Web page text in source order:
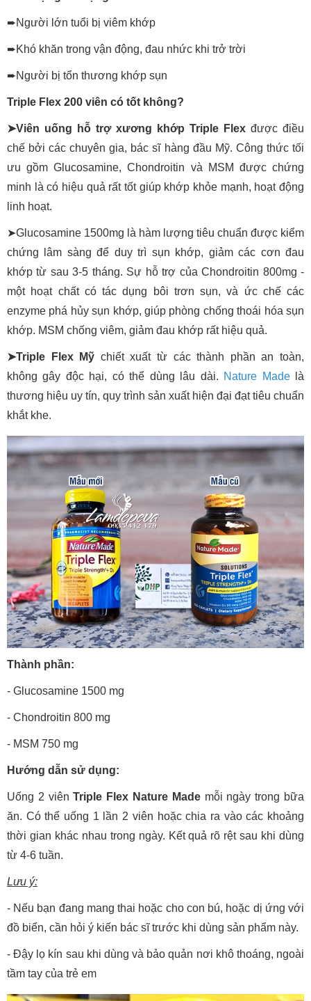
➨Người lớn tuổi bị viêm khớp
➨Khó khăn trong vận động, đau nhức khi trở trời
➨Người bị tổn thương khớp sụn
Triple Flex 200 viên có tốt không?
➤Viên uống hỗ trợ xương khớp Triple Flex được điều
chế bởi các chuyên gia, bác sĩ hàng đầu Mỹ. Công thức tối
ưu gồm Glucosamine, Chondroitin và MSM được chứng
minh là có hiệu quả rất tốt giúp khớp khỏe mạnh, hoạt động
linh hoạt.
➤Glucosamine 1500mg là hàm lượng tiêu chuẩn được kiểm
chứng lâm sàng để duy trì sụn khớp, giảm các cơn đau
khớp từ sau 3-5 tháng. Sự hỗ trợ của Chondroitin 800mg -
một hoạt chất có tác dụng bôi trơn sụn, và ức chế các
enzyme phá hủy sụn khớp, giúp phòng chống thoái hóa sụn
khớp. MSM chống viêm, giảm đau khớp rất hiệu quả.
➤Triple Flex Mỹ chiết xuất từ các thành phần an toàn,
không gây độc hại, có thể dùng lâu dài. Nature Madelà
thương hiệu uy tín, quy trình sản xuất hiện đại đạt tiêu chuẩn
khắt khe.
Thành phần:
- Glucosamine 1500 mg
- Chondroitin 800 mg
- MSM 750 mg
Hướng dẫn sử dụng:
Uống 2 viênTriple Flex Nature Mademỗi ngày trong bữa
ăn. Có thể uống 1 lần 2 viên hoặc chia ra vào các khoảng
thời gian khác nhau trong ngày. Kết quả rõ rệt sau khi dùng
từ 4-6 tuần.
Lưu ý:
- Nếu bạn đang mang thai hoặc cho con bú, hoặc dị ứng với
đồ biển, cần hỏi ý kiến bác sĩ trước khi dùng sản phẩm này.
- Đậy lọ kín sau khi dùng và bảo quản nơi khô thoáng, ngoài
tầm tay của trẻ em